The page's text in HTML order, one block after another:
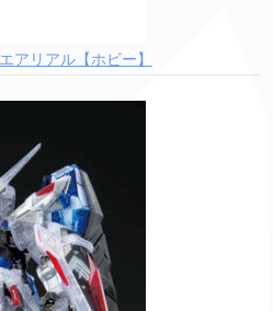
アリアル【ホビー】